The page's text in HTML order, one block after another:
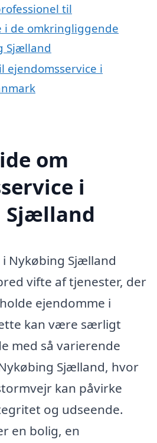
til
i de omkringliggende
Sjælland
ejendomsservice i
om
i
Sjælland
Nykøbing Sjælland
vifte af tjenester, der
ejendomme i
kan være særligt
med så varierende
Sjælland, hvor
kan påvirke
og udseende.
en bolig, en